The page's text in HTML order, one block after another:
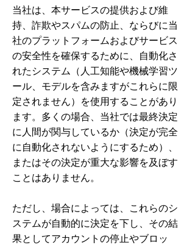
当社は、本サービスの提供および維
持、詐欺やスパムの防止、ならびに当
社のプラットフォームおよびサービス
の安全性を確保するために、自動化さ
れたシステム（人工知能や機械学習ツ
ール、モデルを含みますがこれらに限
定されません）を使用することがあり
ます。多くの場合、当社では最終決定
に人間が関与しているか（決定が完全
に自動化されないようにするため）、
またはその決定が重大な影響を及ぼす
ことはありません。
ただし、場合によっては、これらのシ
ステムが自動的に決定を下し、その結
果としてアカウントの停止やブロッ